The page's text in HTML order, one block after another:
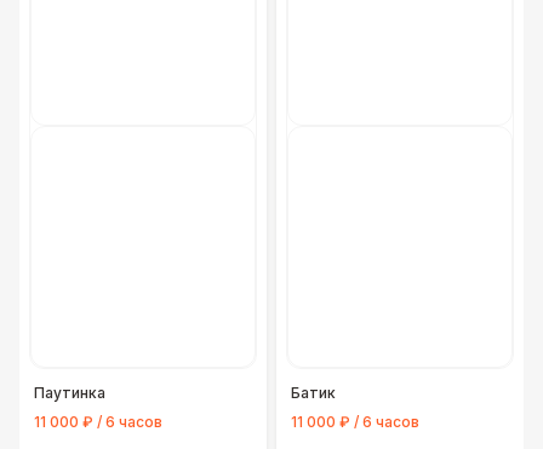
Паутинка
11 000 ₽ / 6 часов
Батик
11 000 ₽ / 6 часов